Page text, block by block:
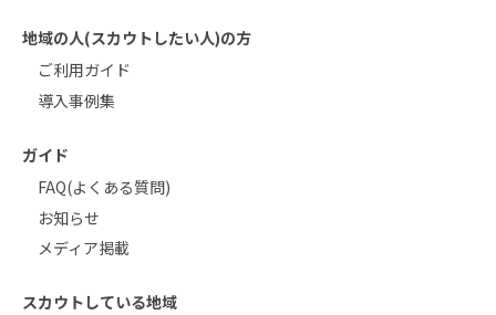
地域の人(スカウトしたい人)の方
ご利用ガイド
導入事例集
ガイド
FAQ(よくある質問)
お知らせ
メディア掲載
スカウトしている地域